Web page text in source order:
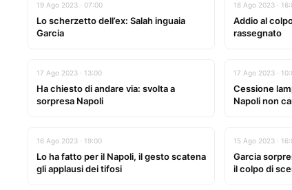
19 Ago 2023 · 07:00
Lo scherzetto dell’ex: Salah inguaia
Garcia
18 Ago 2023 ·
Addio al
rassegnato
17 Ago 2023 · 13:00
Ha chiesto di andare via: svolta a
sorpresa Napoli
17 Ago 2023 ·
Cessione
Napoli non
16 Ago 2023 · 19:00
Lo ha fatto per il Napoli, il gesto scatena
gli applausi dei tifosi
15 Ago 2023 ·
Garcia
il colpo di